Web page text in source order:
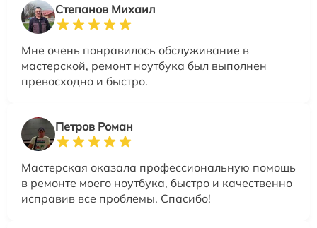
Степанов Михаил
Мне очень понравилось обслуживание в
мастерской, ремонт ноутбука был выполнен
превосходно и быстро.
Петров Роман
Мастерская оказала профессиональную помощь
в ремонте моего ноутбука, быстро и качественно
исправив все проблемы. Спасибо!